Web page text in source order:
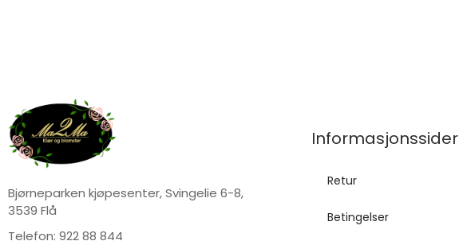
Bjørneparken kjøpesenter, Svingelie 6-8,
3539 Flå
Telefon: 922 88 844
Informasjonssider
Retur
Betingelser